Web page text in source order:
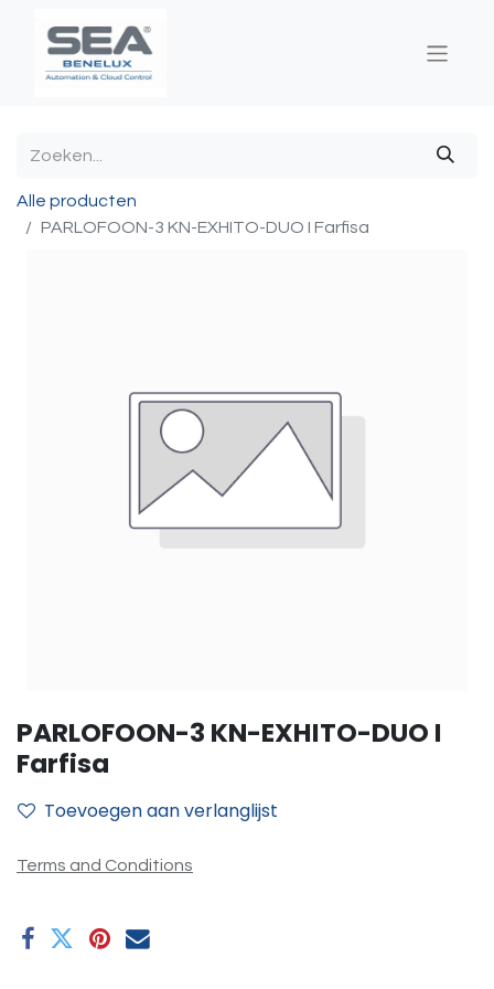
Alle producten
PARLOFOON-3 KN-EXHITO-DUO I Farfisa
PARLOFOON-3 KN-EXHITO-DUO I
Farfisa
Toevoegen aan verlanglijst
Terms and Conditions